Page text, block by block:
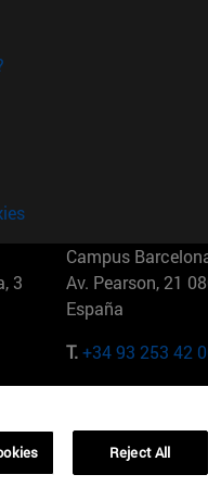
3
Campus
Av. Pearson, 21
España
T.+34 93 253 42
01321001 Bela
Reject All